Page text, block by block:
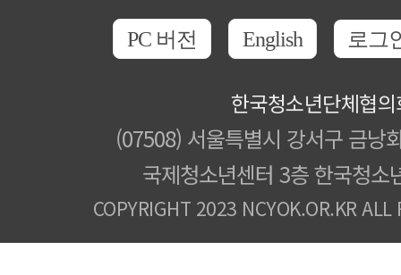
PC 버전 English 로그
한국청소년단체협
(07508) 서울특별시 강서구 금낭
국제청소년센터 3층 한국청소
COPYRIGHT 2023 NCYOK.OR.KR ALL